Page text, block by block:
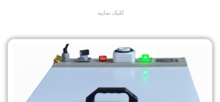
کلیک نمایید